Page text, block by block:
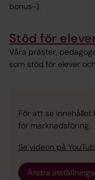
bonus-).
Stöd för
Våra präster,
som stöd för elever
För att se
för marknadsföring.
Se videon på
Ändra